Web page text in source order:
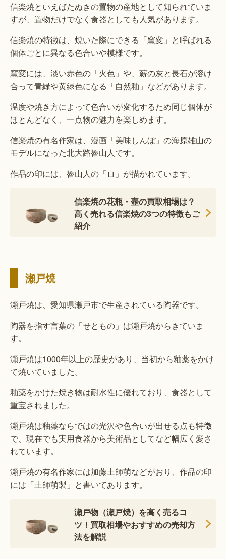
信楽焼といえばたぬきの置物の産地として知られていま
すが、置物だけでなく食器としても人気があります。
信楽焼の特徴は、焼いた際にできる「窯変」と呼ばれる
個体ごとに異なる色合いや模様です。
窯変には、淡い赤色の「火色」や、薪の灰と長石が溶け
合って青緑や黄緑色になる「自然釉」などがあります。
温度や焼き方によって色合いが変化するため同じ個体が
ほとんどなく、一点物の魅力を楽しめます。
信楽焼の有名作家は、漫画「美味しんぼ」の海原雄山の
モデルになった北大路魯山人です。
作品の印には、魯山人の「ロ」が描かれています。
信楽焼の花瓶・壺の買取相場は？
高く売れる信楽焼の3つの特徴もご
紹介
瀬戸焼
瀬戸焼は、愛知県瀬戸市で生産されている陶器です。
陶器を指す言葉の「せともの」は瀬戸焼からきていま
す。
瀬戸焼は1000年以上の歴史があり、当初から釉薬をかけ
て焼いていました。
釉薬をかけた焼き物は耐水性に優れており、食器として
重宝されました。
瀬戸焼は釉薬ならではの光沢や色合いが出せる点も特徴
で、現在でも実用食器から美術品としてなど幅広く愛さ
れています。
瀬戸焼の有名作家には加藤土師萌などがおり、作品の印
には「土師萌製」と書いてあります。
瀬戸物（瀬戸焼）を高く売るコ
ツ！買取相場やおすすめの売却方
法を解説